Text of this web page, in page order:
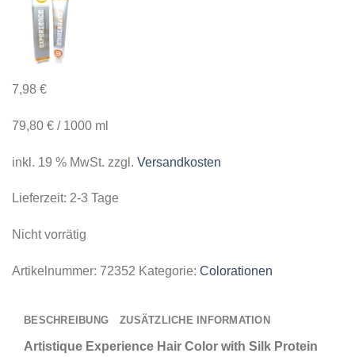
7,98 €
79,80 € / 1000 ml
inkl. 19 % MwSt. zzgl. Versandkosten
Lieferzeit: 2-3 Tage
Nicht vorrätig
Artikelnummer: 72352 Kategorie: Colorationen
BESCHREIBUNG ZUSÄTZLICHE INFORMATION
Artistique Experience Hair Color with Silk Protein